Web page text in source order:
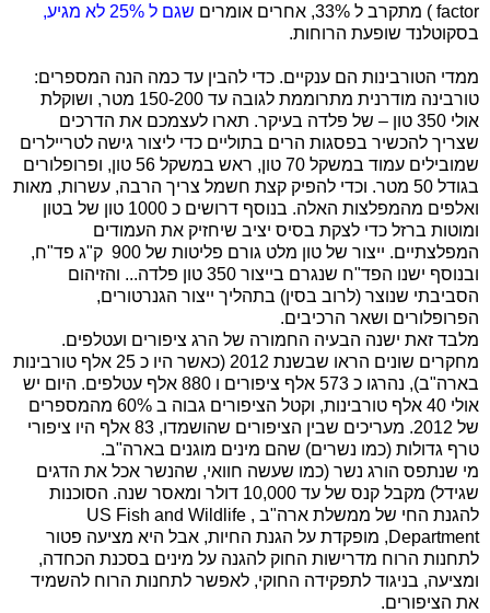
factor ) מתקרב ל 33%, אחרים אומרים
שגם ל 25% לא מגיע,
בסקוטלנד שופעת הרוחות.
ממדי הטורבינות הם ענקיים. כדי להבין עד כמה הנה המספרים:
טורבינה מודרנית מתרוממת לגובה עד 150-200 מטר, ושוקלת
אולי 350 טון – של פלדה בעיקר. תארו לעצמכם את הדרכים
שצריך להכשיר בפסגות הרים בתוליים כדי ליצור גישה לטריילרים
שמובילים עמוד במשקל 70 טון, ראש במשקל 56 טון, ופרופלורים
בגודל 50 מטר. וכדי להפיק קצת חשמל צריך הרבה, עשרות, מאות
ואלפים מהמפלצות האלה. בנוסף דרושים כ 1000 טון של בטון
ומוטות ברזל כדי לצקת בסיס יציב שיחזיק את העמודים
המפלצתיים. ייצור של טון מלט גורם פליטות של 900 ק"ג פד"ח,
ובנוסף ישנו הפד"ח שנגרם בייצור 350 טון פלדה... והזיהום
הסביבתי שנוצר (לרוב בסין) בתהליך ייצור הגנרטורים,
הפרופלורים ושאר הרכיבים.
מלבד זאת ישנה הבעיה החמורה של הרג ציפורים ועטלפים.
מחקרים שונים הראו שבשנת 2012 (כאשר היו כ 25 אלף טורבינות
בארה"ב), נהרגו כ 573 אלף ציפורים ו 880 אלף עטלפים. היום יש
אולי 40 אלף טורבינות, וקטל הציפורים גבוה ב 60% מהמספרים
של 2012. מעריכים שבין הציפורים שהושמדו, 83 אלף היו ציפורי
טרף גדולות (כמו נשרים) שהם מינים מוגנים בארה"ב.
מי שנתפס הורג נשר (כמו שעשה חוואי, שהנשר אכל את הדגים
שגידל) מקבל קנס של עד 10,000 דולר ומאסר שנה. הסוכנות
להגנת החי של ממשלת ארה"ב , US Fish and Wildlife
Department, מופקדת על הגנת החיות, אבל היא מציעה פטור
לתחנות הרוח מדרישות החוק להגנה על מינים בסכנת הכחדה,
ומציעה, בניגוד לתפקידה החוקי, לאפשר לתחנות הרוח להשמיד
את הציפורים.